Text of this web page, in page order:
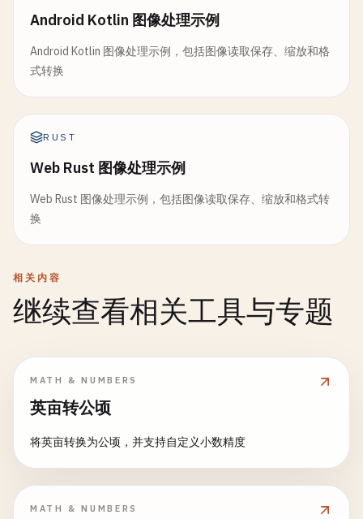
Android Kotlin 图像处理示例
Android Kotlin 图像处理示例，包括图像读取保存、缩放和格
式转换
RUST
Web Rust 图像处理示例
Web Rust 图像处理示例，包括图像读取保存、缩放和格式转
换
相关内容
继续查看相关工具与专题
MATH & NUMBERS
英亩转公顷
将英亩转换为公顷，并支持自定义小数精度
MATH & NUMBERS